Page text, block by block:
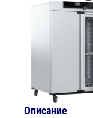
Описание